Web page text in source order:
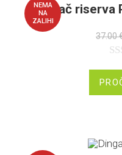
NEMA
NA
ZALIHI
Dingač riserva
37.00
c
j
j